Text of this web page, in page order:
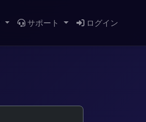
サポート ログイン